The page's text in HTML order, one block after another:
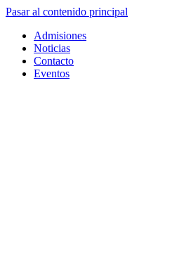
Pasar al contenido principal
Admisiones
Noticias
Contacto
Eventos